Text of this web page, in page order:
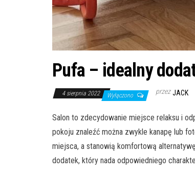
Pufa – idealny
4 sierpnia 2022 Wyłączono przez JACK
Salon to zdecydowanie miejsce relaksu i
pokoju znaleźć można zwykle kanapę lub
miejsca, a stanowią komfortową
dodatek, który nada odpowiedniego